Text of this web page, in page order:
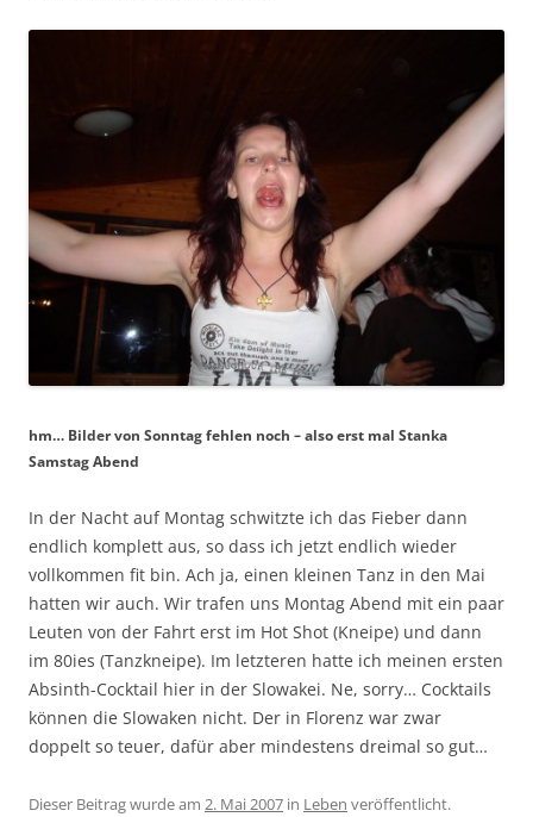
hm… Bilder von Sonntag fehlen noch – also erst mal Stanka
Samstag Abend
In der Nacht auf Montag schwitzte ich das Fieber dann
endlich komplett aus, so dass ich jetzt endlich wieder
vollkommen fit bin. Ach ja, einen kleinen Tanz in den Mai
hatten wir auch. Wir trafen uns Montag Abend mit ein paar
Leuten von der Fahrt erst im Hot Shot (Kneipe) und dann
im 80ies (Tanzkneipe). Im letzteren hatte ich meinen ersten
Absinth-Cocktail hier in der Slowakei. Ne, sorry… Cocktails
können die Slowaken nicht. Der in Florenz war zwar
doppelt so teuer, dafür aber mindestens dreimal so gut…
Dieser Beitrag wurde am 2. Mai 2007 in Leben veröffentlicht.